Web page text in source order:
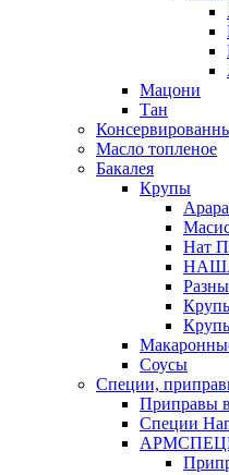
Мацони
Тан
Масло топленое
Бакалея
Крупы
Нат
Соусы
Специи,
Приправы
Специи